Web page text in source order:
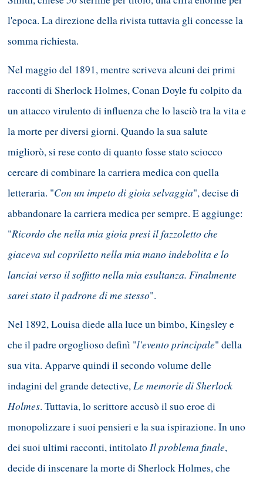
l'epoca. La direzione della rivista tuttavia gli concesse la
somma richiesta.
Nel maggio del 1891, mentre scriveva alcuni dei primi
racconti di Sherlock Holmes, Conan Doyle fu colpito da
un attacco virulento di influenza che lo lasciò tra la vita e
la morte per diversi giorni. Quando la sua salute
migliorò, si rese conto di quanto fosse stato sciocco
cercare di combinare la carriera medica con quella
letteraria. "Con un impeto di gioia selvaggia", decise di
abbandonare la carriera medica per sempre. E aggiunge:
"Ricordo che nella mia gioia presi il fazzoletto che
giaceva sul copriletto nella mia mano indebolita e lo
lanciai verso il soffitto nella mia esultanza. Finalmente
sarei stato il padrone di me stesso".
Nel 1892, Louisa diede alla luce un bimbo, Kingsley e
che il padre orgoglioso definì "l'evento principale" della
sua vita. Apparve quindi il secondo volume delle
indagini del grande detective, Le memorie di Sherlock
Holmes. Tuttavia, lo scrittore accusò il suo eroe di
monopolizzare i suoi pensieri e la sua ispirazione. In uno
dei suoi ultimi racconti, intitolato Il problema finale,
decide di inscenare la morte di Sherlock Holmes, che